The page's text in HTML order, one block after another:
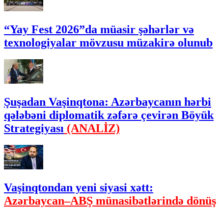
“Yay Fest 2026”da müasir şəhərlər və
texnologiyalar mövzusu müzakirə olunub
Şuşadan Vaşinqtona: Azərbaycanın hərbi
qələbəni diplomatik zəfərə çevirən Böyük
Strategiyası (ANALİZ)
Vaşinqtondan yeni siyasi xətt:
Azərbaycan–ABŞ münasibətlərində dönüş